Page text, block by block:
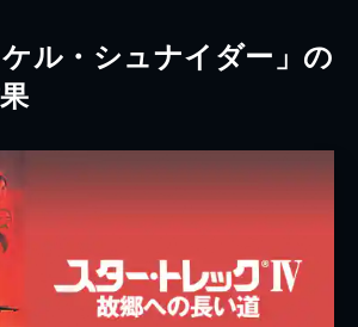
ケル・シュナイダー」の